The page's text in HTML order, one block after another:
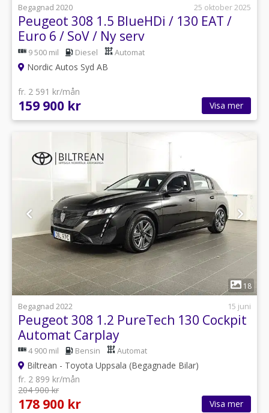
Begagnad 2020
25 oktober 2025
Peugeot 308 1.5 BlueHDi / 130 EAT /
Euro 6 / SoV / Ny serv
9 500 mil Diesel Automat
Nordic Autos Syd AB
fr. 2 591 kr/mån
159 900 kr Visa mer
1
18
Begagnad 2022
15 juni
Peugeot 308 1.2 PureTech 130 Cockpit
Automat Carplay
4 900 mil Bensin Automat
Biltrean - Toyota Uppsala (Begagnade Bilar)
fr. 2 899 kr/mån
204 900 kr
178 900 kr Visa mer